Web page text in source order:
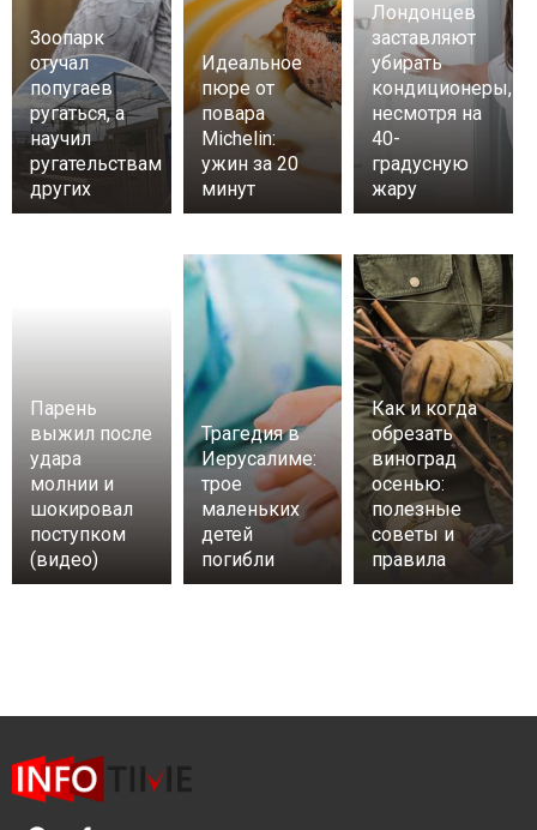
Зоопарк
отучал
попугаев
ругаться, а
научил
ругательствам
других
Идеальное
пюре от
повара
Michelin:
ужин за 20
минут
Лондонцев
заставляют
убирать
кондиционеры,
несмотря на
40-
градусную
жару
Парень
выжил после
удара
молнии и
шокировал
поступком
(видео)
Трагедия в
Иерусалиме:
трое
маленьких
детей
погибли
Как и когда
обрезать
виноград
осенью:
полезные
советы и
правила